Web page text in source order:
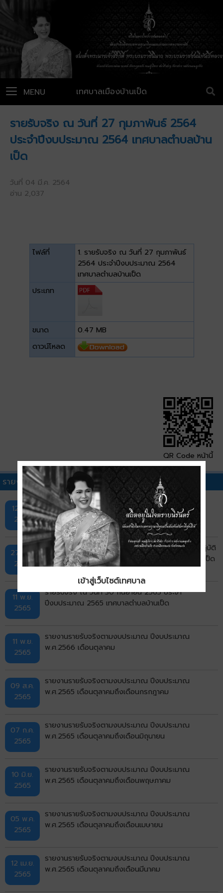
เทศบาลเมืองบ้านเป็ด
MENU
รายรับจริง ณ วันที่ 27 กุมภาพันธ์ 2564
ประจำปีงบประมาณ 2564 เทศบาลตำบลบ้าน
เป็ด
วันที่ 04 มี.ค. 2564
อ่าน 2,037
ไฟล์ที่
1. รายรับจริง ณ วันที่ 27 กุมภาพันธ์
2564 ประจำปีงบประมาณ 2564
เทศบาลตำบลบ้านเป็ด
ประเภท
ขนาด
0.47 MB
ดาวน์โหลด
QR Code หน้านี้
รายงานการจัดเก็บรายได้ (รายรับจริง)อื่นๆ
12 ธ.ค.
2568
รายงานรายรับจริงตามงบประมาณ ปีงบประมาณ
พ.ศ.2568 เดือนตุลาคมถึงเดือนกันยายน
27 ต.ค.
2566
รายงานผลการจัดเก็บภาษี และปัญหาอุปสรรคในการปฏิบัติ
งาน ประจำปีงบประมาณ พ.ศ.2566 เทศบาลตำบลบ้านเป็ด
11 พ.ย.
2565
รายรับจริง ณ วันที่ 30 กันยายน 2565 ประจำ
ปีงบประมาณ 2565 เทศบาลตำบลบ้านเป็ด
11 พ.ย.
2565
รายงานรายรับจริงตามงบประมาณ ปีงบประมาณ
พ.ศ.2566 เดือนตุลาคม
09 ส.ค.
2565
รายงานรายรับจริงตามงบประมาณ ปีงบประมาณ
พ.ศ.2565 เดือนตุลาคมถึงเดือนกรกฎาคม
07 ก.ค.
2565
รายงานรายรับจริงตามงบประมาณ ปีงบประมาณ
พ.ศ.2565 เดือนตุลาคมถึงเดือนมิถุนายน
10 มิ.ย.
2565
รายงานรายรับจริงตามงบประมาณ ปีงบประมาณ
พ.ศ.2565 เดือนตุลาคมถึงเดือนพฤษภาคม
05 พ.ค.
2565
รายงานรายรับจริงตามงบประมาณ ปีงบประมาณ
พ.ศ.2565 เดือนตุลาคมถึงเดือนเมษายน
12 เม.ย.
2565
รายงานรายรับจริงตามงบประมาณ ปีงบประมาณ
พ.ศ.2565 เดือนตุลาคมถึงเดือนมีนาคม
เข้าสู่เว็บไซต์เทศบาล